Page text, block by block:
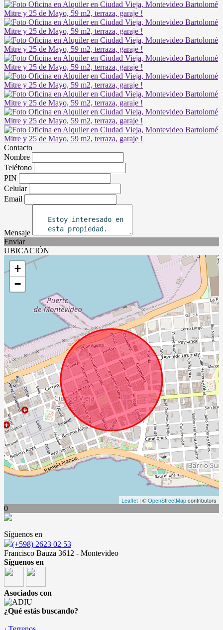
Contacto
Nombre
Teléfono
PIN
Celular
Email
Mensaje
Enviar
UBICACIÓN
+
−
Leaflet | ©OpenStreetMapcontributors
0
Síguenos en
(+598) 2623 02 53
Francisco Bauza 3612 - Montevideo
Síguenos en
Asociados con
¿Qué estás buscando?